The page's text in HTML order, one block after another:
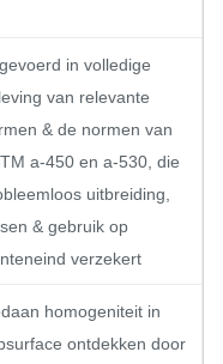
in volledige
van relevante
& de normen van
a-450 en a-530, die
uitbreiding,
& gebruik op
verzekert
homogeniteit in
ontdekken door